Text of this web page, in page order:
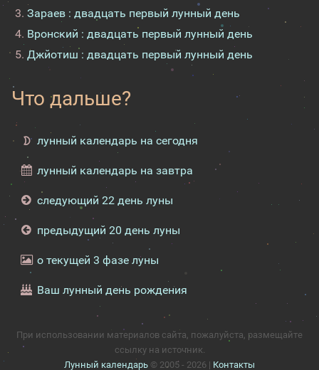
Зараев : двадцать первый лунный день
Вронский : двадцать первый лунный день
Джйотиш : двадцать первый лунный день
Что дальше?
лунный календарь на сегодня
лунный календарь на завтра
следующий 22 день луны
предыдущий 20 день луны
о текущей 3 фазе луны
Ваш лунный день рождения
При использовании материалов сайта, пожалуйста, размещайте
ссылку на источник.
Лунный календарь © 2005 - 2026 | Контакты